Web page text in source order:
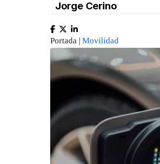
Jorge Cerino
Portada | Movilidad